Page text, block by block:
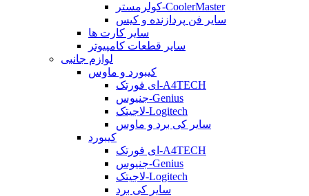
کولرمستر-CoolerMaster
سایر فن پردازنده و کیس
سایر کارت ها
سایر قطعات کامپیوتر
لوازم جانبی
کیبورد و ماوس
ای فورتک-A4TECH
جنیوس-Genius
لاجیتک-Logitech
سایر کی برد و ماوس
کیبورد
ای فورتک-A4TECH
جنیوس-Genius
لاجیتک-Logitech
سایر کی برد